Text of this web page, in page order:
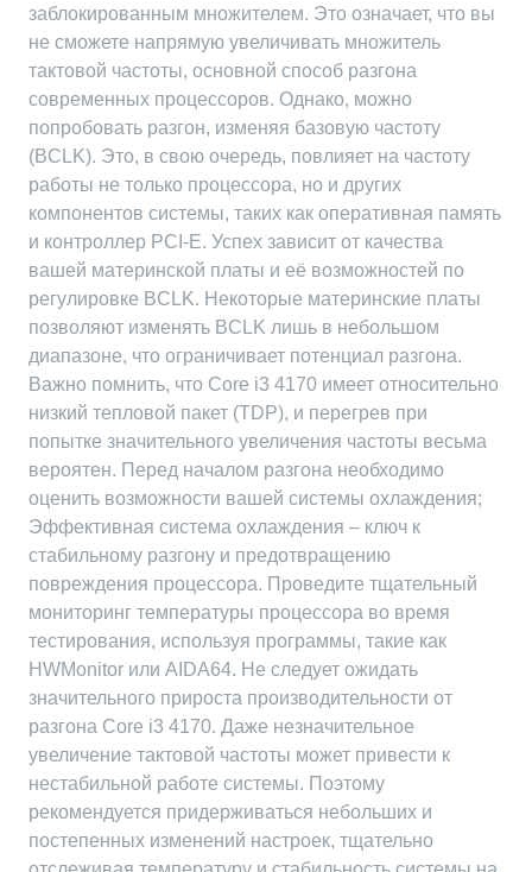
заблокированным множителем. Это означает, что вы
не сможете напрямую увеличивать множитель
тактовой частоты, основной способ разгона
современных процессоров. Однако, можно
попробовать разгон, изменяя базовую частоту
(BCLK). Это, в свою очередь, повлияет на частоту
работы не только процессора, но и других
компонентов системы, таких как оперативная память
и контроллер PCI-E. Успех зависит от качества
вашей материнской платы и её возможностей по
регулировке BCLK. Некоторые материнские платы
позволяют изменять BCLK лишь в небольшом
диапазоне, что ограничивает потенциал разгона.
Важно помнить, что Core i3 4170 имеет относительно
низкий тепловой пакет (TDP), и перегрев при
попытке значительного увеличения частоты весьма
вероятен. Перед началом разгона необходимо
оценить возможности вашей системы охлаждения;
Эффективная система охлаждения – ключ к
стабильному разгону и предотвращению
повреждения процессора. Проведите тщательный
мониторинг температуры процессора во время
тестирования, используя программы, такие как
HWMonitor или AIDA64. Не следует ожидать
значительного прироста производительности от
разгона Core i3 4170. Даже незначительное
увеличение тактовой частоты может привести к
нестабильной работе системы. Поэтому
рекомендуется придерживаться небольших и
постепенных изменений настроек, тщательно